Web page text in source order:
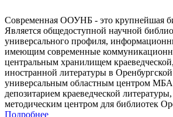
Современная ООУНБ - это крупнейшая
Является общедоступной научной
универсального профиля,
имеющим современные
центральным хранилищем
иностранной литературы в Оренбургской
универсальным областным центром
депозитарием краеведческой
методическим центром для библиотек
Подробнее